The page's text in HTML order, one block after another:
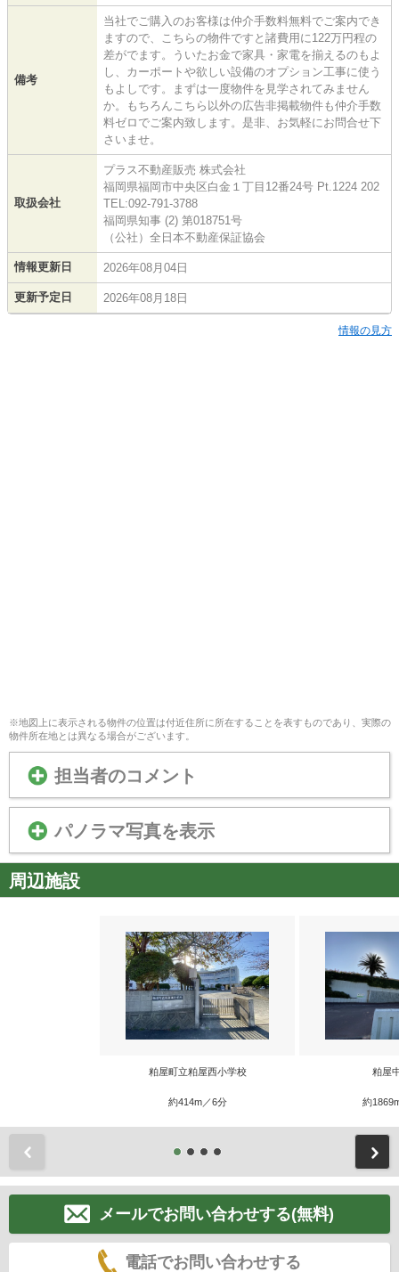
備考
当社でご購入のお客様は仲介手数料無料でご案内でき
ますので、こちらの物件ですと諸費用に122万円程の
差がでます。ういたお金で家具・家電を揃えるのもよ
し、カーポートや欲しい設備のオプション工事に使う
もよしです。まずは一度物件を見学されてみません
か。もちろんこちら以外の広告非掲載物件も仲介手数
料ゼロでご案内致します。是非、お気軽にお問合せ下
さいませ。
取扱会社
プラス不動産販売 株式会社
福岡県福岡市中央区白金１丁目12番24号 Pt.1224 202
TEL:092-791-3788
福岡県知事 (2) 第018751号
（公社）全日本不動産保証協会
情報更新日 2026年08月04日
更新予定日 2026年08月18日
情報の見方
※地図上に表示される物件の位置は付近住所に所在することを表すものであり、実際の
物件所在地とは異なる場合がございます。
担当者のコメント
パノラマ写真を表示
周辺施設
粕屋町立粕屋西小学校
約414m／6分
粕屋
約
メールでお問い合わせする(無料)
電話でお問い合わせする